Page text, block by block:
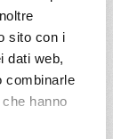
sito con i
dati web,
combinarle
hanno